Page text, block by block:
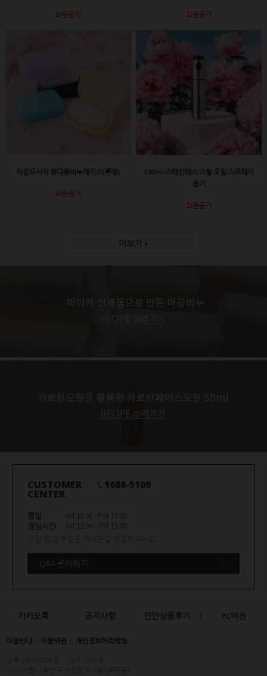
회원공개 회원공개
라운드사각 휴대용비누케이스(투명)
회원공개
100ml-스테인레스 스틸 오일 스프레이
용기
회원공개
더보기 +
CUSTOMER
CENTER
1688-5109
평일
AM 10:00 - PM 17:00
점심시간
AM 12:00 - PM 13:00
Q&A 문의하기
카카오톡 공지사항 깐깐상품후기 PC버전
이용안내 이용약관 개인정보처리방침